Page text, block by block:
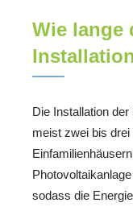
Wie lange
Die Installation
meist zwei bis drei
sodass die